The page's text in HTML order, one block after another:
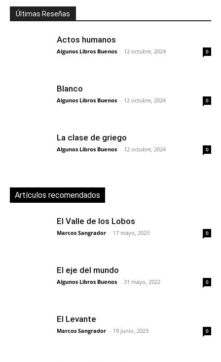
Últimas Reseñas
Actos humanos
Algunos Libros Buenos - 12 octubre, 2024 0
Blanco
Algunos Libros Buenos - 12 octubre, 2024 0
La clase de griego
Algunos Libros Buenos - 12 octubre, 2024 0
Artículos recomendados
El Valle de los Lobos
Marcos Sangrador - 17 mayo, 2023 0
El eje del mundo
Algunos Libros Buenos - 31 mayo, 2022 0
El Levante
Marcos Sangrador - 19 junio, 2023 0